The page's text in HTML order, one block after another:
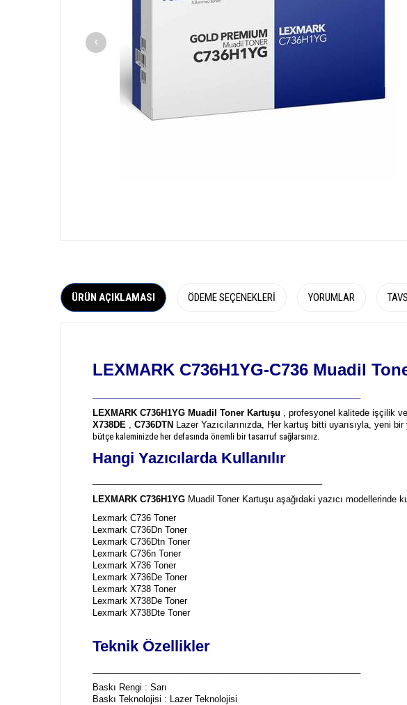
ÜRÜN AÇIKLAMASI ÖDEME SEÇENEKLERI YORUMLAR
LEXMARK C736H1YG-C736 Muadil
LEXMARK C736H1YG Muadil Toner Kartuşu , profesyonel kalitede işçilik
X738DE , C736DTN Lazer Yazıcılarınızda, Her kartuş bitti uyarısıyla, yeni
bütçe kaleminizde her defasında önemli bir tasarruf sağlarsınız.
Hangi Yazıcılarda Kullanılır
LEXMARK C736H1YG Muadil Toner Kartuşu aşağıdaki yazıcı modellerinde
Lexmark C736 Toner
Lexmark C736Dn Toner
Lexmark C736Dtn Toner
Lexmark C736n Toner
Lexmark X736 Toner
Lexmark X736De Toner
Lexmark X738 Toner
Lexmark X738De Toner
Lexmark X738Dte Toner
Teknik Özellikler
Baskı Rengi : Sarı
Baskı Teknolojisi : Lazer Teknolojisi